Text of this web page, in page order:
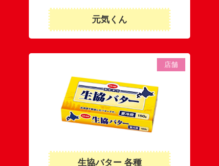
元気くん
店舗
生協バター 各種